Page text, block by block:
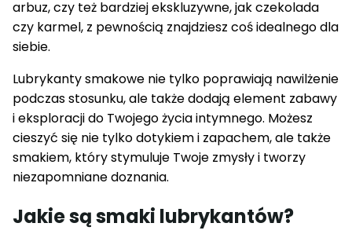
arbuz, czy też bardziej ekskluzywne, jak czekolada
czy karmel, z pewnością znajdziesz coś idealnego dla
siebie.
Lubrykanty smakowe nie tylko poprawiają nawilżenie
podczas stosunku, ale także dodają element zabawy
i eksploracji do Twojego życia intymnego. Możesz
cieszyć się nie tylko dotykiem i zapachem, ale także
smakiem, który stymuluje Twoje zmysły i tworzy
niezapomniane doznania.
Jakie są smaki lubrykantów?